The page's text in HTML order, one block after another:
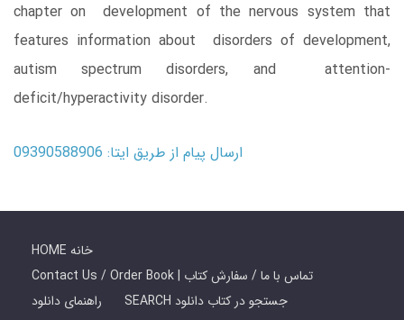
chapter on development of the nervous system that
features information about disorders of development,
autism spectrum disorders, and attention-
deficit/hyperactivity disorder.
ارسال پیام از طریق ایتا: 09390588906
HOME خانه
Contact Us / Order Book | تماس با ما / سفارش کتاب
راهنمای دانلود
SEARCH جستجو در کتاب دانلود